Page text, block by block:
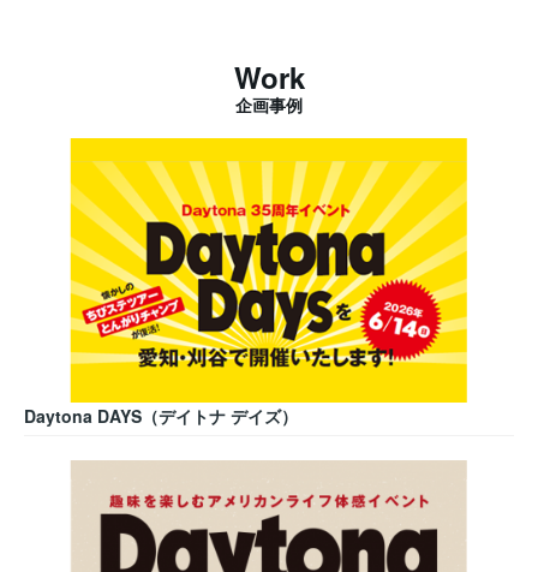
Work
企画事例
Daytona DAYS（デイトナ デイズ）